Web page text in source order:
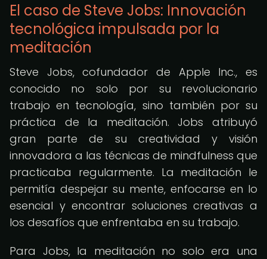
El caso de Steve Jobs: Innovación
tecnológica impulsada por la
meditación
Steve Jobs, cofundador de Apple Inc., es
conocido no solo por su revolucionario
trabajo en tecnología, sino también por su
práctica de la meditación. Jobs atribuyó
gran parte de su creatividad y visión
innovadora a las técnicas de mindfulness que
practicaba regularmente. La meditación le
permitía despejar su mente, enfocarse en lo
esencial y encontrar soluciones creativas a
los desafíos que enfrentaba en su trabajo.
Para Jobs, la meditación no solo era una